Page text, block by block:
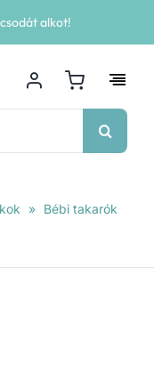
alkot!
» Bébi takarók